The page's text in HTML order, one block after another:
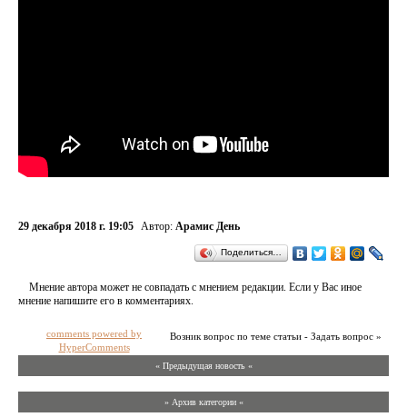
29 декабря 2018 г. 19:05 Автор: Арамис День
Поделиться…
Мнение автора может не совпадать с мнением редакции. Если у Вас иное
мнение напишите его в комментариях.
Возник вопрос по теме статьи - Задать вопрос »
comments powered by
HyperComments
« Предыдущая новость «
» Архив категории «